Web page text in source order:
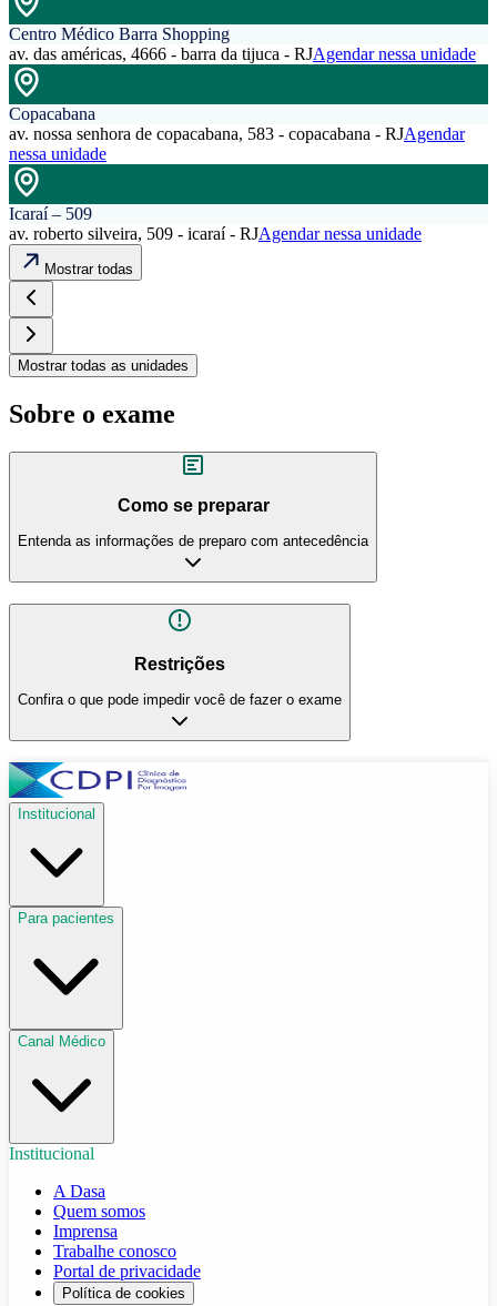
Centro Médico Barra Shopping
av. das américas, 4666 - barra da tijuca - RJAgendar nessa unidade
Copacabana
av. nossa senhora de copacabana, 583 - copacabana - RJAgendar
nessa unidade
Icaraí – 509
av. roberto silveira, 509 - icaraí - RJAgendar nessa unidade
Mostrar todas
Mostrar todas as unidades
Sobre o exame
Como se preparar
Entenda as informações de preparo com antecedência
Restrições
Confira o que pode impedir você de fazer o exame
Institucional
Para pacientes
Canal Médico
Institucional
A Dasa
Quem somos
Imprensa
Trabalhe conosco
Portal de privacidade
Política de cookies